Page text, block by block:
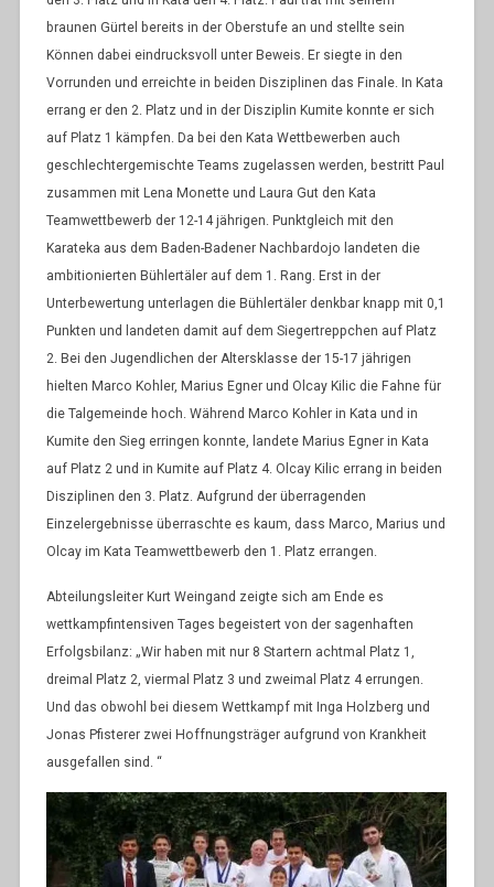
braunen Gürtel bereits in der Oberstufe an und stellte sein
Können dabei eindrucksvoll unter Beweis. Er siegtein den
Vorrunden und erreichte in beiden Disziplinen das Finale. In Kata
errang er den 2. Platz und in der Disziplin Kumite konnte er sich
auf Platz 1 kämpfen. Da bei den Kata Wettbewerben auch
geschlechtergemischte Teams zugelassen werden, bestritt Paul
zusammen mitLena Monette und Laura Gut den Kata
Teamwettbewerb der 12-14 jährigen. Punktgleich mit den
Karateka aus dem Baden-Badener Nachbardojo landeten die
ambitionierten Bühlertäler auf dem 1. Rang. Erst in der
Unterbewertung unterlagen die Bühlertäler denkbar knapp mit 0,1
Punkten und landeten damit auf dem Siegertreppchen auf Platz
2. Bei den Jugendlichen der Altersklasse der 15-17 jährigen
hielten Marco Kohler, Marius Egner und Olcay Kilic die Fahne für
die Talgemeinde hoch. Während Marco Kohler in Kata und in
Kumite den Sieg erringen konnte, landete Marius Egner in Kata
auf Platz 2 und in Kumite auf Platz 4. Olcay Kilic errang in beiden
Disziplinen den 3. Platz. Aufgrund der überragenden
Einzelergebnisse überraschte es kaum, dass Marco, Marius und
Olcay im Kata Teamwettbewerb den 1. Platz errangen.
Abteilungsleiter Kurt Weingand zeigte sich am Ende es
wettkampfintensiven Tages begeistert von der sagenhaften
Erfolgsbilanz: „Wir haben mit nur 8 Startern achtmal Platz 1,
dreimal Platz 2, viermalPlatz 3 und zweimal Platz 4 errungen.
Und das obwohl bei diesem Wettkampf mit Inga Holzberg und
Jonas Pfisterer zwei Hoffnungsträger aufgrund von Krankheit
ausgefallen sind. “